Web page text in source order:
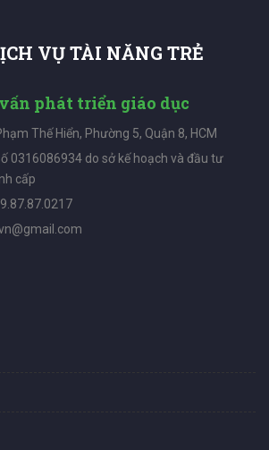
VỤ TÀI NĂNG TRẺ
phát triển giáo dục
Thế Hiển, Phường 5, Quận 8, HCM
0316086934 do sở kế hoạch và đầu tư
cấp